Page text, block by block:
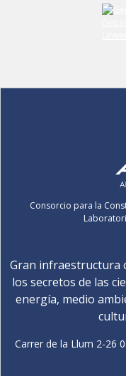
Consorcio para la
Gran infraestructura
los secretos de las
energía, medio
Carrer de la Llum 2-26